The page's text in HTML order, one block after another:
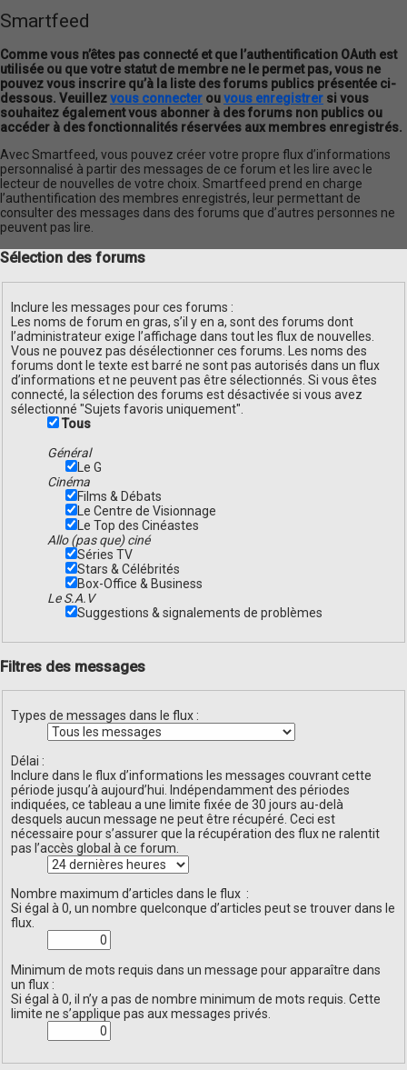
Smartfeed
Comme vous n’êtes pas connecté et que l’authentification OAuth est
utilisée ou que votre statut de membre ne le permet pas, vous ne
pouvez vous inscrire qu’à la liste des forums publics présentée ci-
dessous. Veuillezvous connecter ouvous enregistrer si vous
souhaitez également vous abonner à des forums non publics ou
accéder à des fonctionnalités réservées aux membres enregistrés.
Avec Smartfeed, vous pouvez créer votre propre flux d’informations
personnalisé à partir des messages de ce forum et les lire avec le
lecteur de nouvelles de votre choix. Smartfeed prend en charge
l’authentification des membres enregistrés, leur permettant de
consulter des messages dans des forums que d’autres personnes ne
peuvent pas lire.
Sélection des forums
Inclure les messages pour ces forums :
Les noms de forum en gras, s’il y en a, sont des forums dont
l’administrateur exige l’affichage dans tout les flux de nouvelles.
Vous ne pouvez pas désélectionner ces forums. Les noms des
forums dont le texte est barré ne sont pas autorisés dans un flux
d’informations et ne peuvent pas être sélectionnés. Si vous êtes
connecté, la sélection des forums est désactivée si vous avez
sélectionné "Sujets favoris uniquement".
Tous
Général
Le G
Cinéma
Films & Débats
Le Centre de Visionnage
Le Top des Cinéastes
Allo (pas que) ciné
Séries TV
Stars & Célébrités
Box-Office & Business
Le S.A.V
Suggestions & signalements de problèmes
Filtres des messages
Types de messages dans le flux :
Délai :
Inclure dans le flux d’informations les messages couvrant cette
période jusqu’à aujourd’hui. Indépendamment des périodes
indiquées, ce tableau a une limite fixée de 30 jours au-delà
desquels aucun message ne peut être récupéré. Ceci est
nécessaire pour s’assurer que la récupération des flux ne ralentit
pas l’accès global à ce forum.
Nombre maximum d’articles dans le flux :
Si égal à 0, un nombre quelconque d’articles peut se trouver dans le
flux.
Minimum de mots requis dans un message pour apparaître dans
un flux :
Si égal à 0, il n’y a pas de nombre minimum de mots requis. Cette
limite ne s’applique pas aux messages privés.